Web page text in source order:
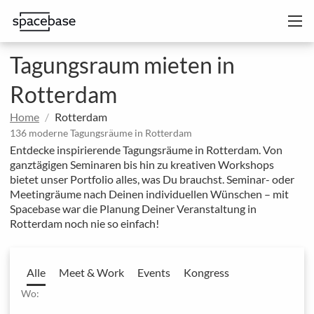
Tagungsraum mieten in
Rotterdam
Home Rotterdam
136 moderne Tagungsräume in Rotterdam
Entdecke inspirierende Tagungsräume in Rotterdam. Von
ganztägigen Seminaren bis hin zu kreativen Workshops
bietet unser Portfolio alles, was Du brauchst. Seminar- oder
Meetingräume nach Deinen individuellen Wünschen – mit
Spacebase war die Planung Deiner Veranstaltung in
Rotterdam noch nie so einfach!
Alle Meet & Work Events Kongress
Wo: